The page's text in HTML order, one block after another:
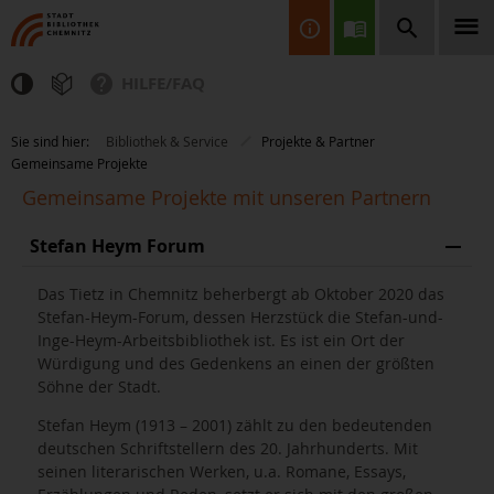
Finden Sie Informationen, Bücher, CDs & DVDs, Spiele, BluRays,
Zeitschriften und vieles mehr...
JETZT FINDEN
Sie sind hier: Bibliothek & Service
Projekte & Partner
Gemeinsame Projekte
Gemeinsame Projekte mit unseren Partnern
Stefan Heym Forum
Das Tietz in Chemnitz beherbergt ab Oktober 2020 das
Stefan-Heym-Forum, dessen Herzstück die Stefan-und-
Inge-Heym-Arbeitsbibliothek ist. Es ist ein Ort der
Würdigung und des Gedenkens an einen der größten
Söhne der Stadt.
Stefan Heym (1913 – 2001) zählt zu den bedeutenden
deutschen Schriftstellern des 20. Jahrhunderts. Mit
seinen literarischen Werken, u.a. Romane, Essays,